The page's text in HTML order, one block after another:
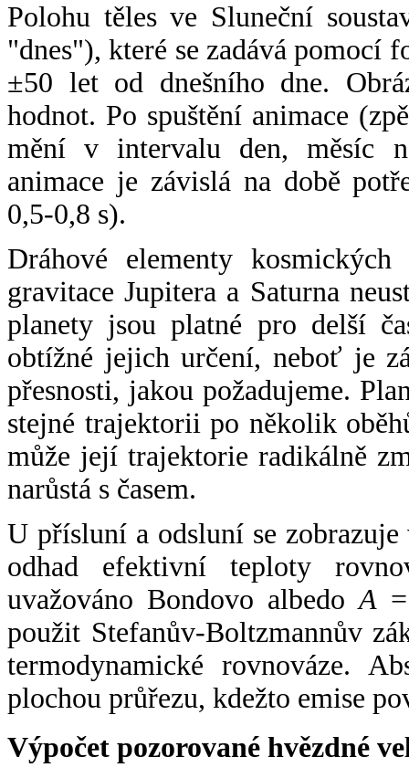
Polohu těles ve Sluneční
"dnes"), které se zadává pomocí
±50 let od dnešního dne.
hodnot. Po spuštění animace
mění v intervalu den, měsíc
animace je závislá na době
0,5-0,8 s).
Dráhové elementy
gravitace Jupitera a Saturna
planety jsou platné pro delší
obtížné jejich určení, neboť je
přesnosti, jakou požadujeme.
stejné trajektorii po několik
může její trajektorie radikálně
narůstá s časem.
U přísluní a odsluní se
odhad efektivní teploty
uvažováno Bondovo albedoA
použit Stefanův-Boltzmannův
termodynamické rovnováze.
plochou průřezu, kdežto emise
Výpočet pozorované hvězdné